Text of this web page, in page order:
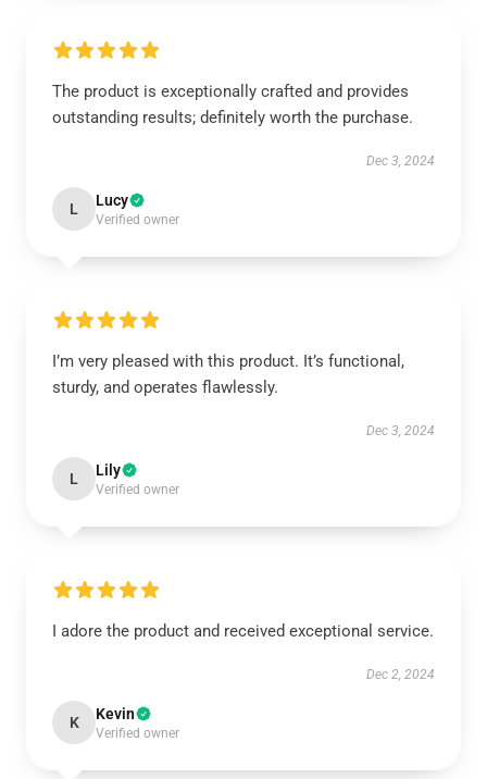
The product is exceptionally crafted and provides
outstanding results; definitely worth the purchase.
Dec 3, 2024
L Lucy
Verified owner
I’m very pleased with this product. It’s functional,
sturdy, and operates flawlessly.
Dec 3, 2024
L Lily
Verified owner
I adore the product and received exceptional service.
Dec 2, 2024
K Kevin
Verified owner